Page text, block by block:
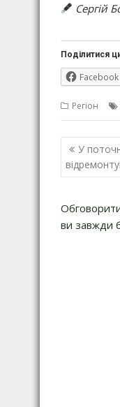
Сергій
Поділитися
Facebook
Регіон
записів
У
ви завжди